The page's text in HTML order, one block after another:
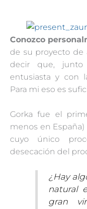
Conozco
de su proyecto de
decir que,
entusiasta y con
Para mi eso es
Gorka fue el
menos en
cuyo único
desecación del
¿Hay
natural
gran